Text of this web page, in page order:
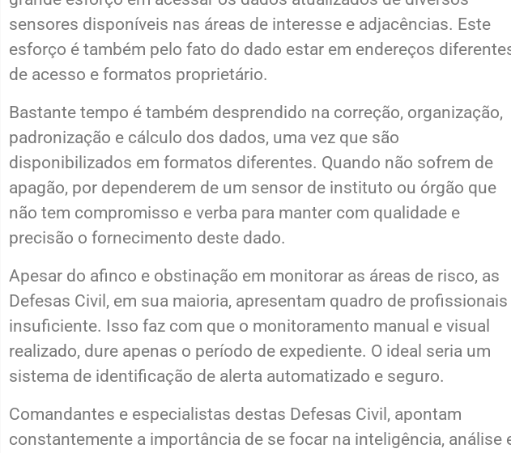
sensores disponíveis nas áreas de interesse e adjacências. Este
esforço é também pelo fato do dado estar em endereços
de acesso e formatos proprietário.
Bastante tempo é também desprendido na correção, organização,
padronização e cálculo dos dados, uma vez que são
disponibilizados em formatos diferentes. Quando não sofrem de
apagão, por dependerem de um sensor de instituto ou órgão que
não tem compromisso e verba para manter com qualidade e
precisão o fornecimento deste dado.
Apesar do afinco e obstinação em monitorar as áreas de risco, as
Defesas Civil, em sua maioria, apresentam quadro de profissionais
insuficiente. Isso faz com que o monitoramento manual e visual
realizado, dure apenas o período de expediente. O ideal seria um
sistema de identificação de alerta automatizado e seguro.
Comandantes e especialistas destas Defesas Civil, apontam
constantemente a importância de se focar na inteligência, análise